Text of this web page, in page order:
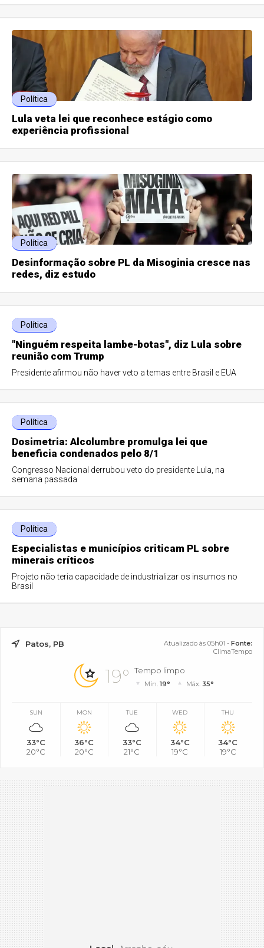
Política
Lula veta lei que reconhece estágio como
experiência profissional
Política
Desinformação sobre PL da Misoginia cresce nas
redes, diz estudo
Política
"Ninguém respeita lambe-botas", diz Lula sobre
reunião com Trump
Presidente afirmou não haver veto a temas entre Brasil e EUA
Política
Dosimetria: Alcolumbre promulga lei que
beneficia condenados pelo 8/1
Congresso Nacional derrubou veto do presidente Lula, na
semana passada
Política
Especialistas e municípios criticam PL sobre
minerais críticos
Projeto não teria capacidade de industrializar os insumos no
Brasil
Patos, PB Atualizado às 05h01 - Fonte:
ClimaTempo
19° Tempo limpo
Mín.19° Máx. 35°
SUN
33°C
20°C
MON
36°C
20°C
TUE
33°C
21°C
WED
34°C
19°C
THU
34°C
19°C